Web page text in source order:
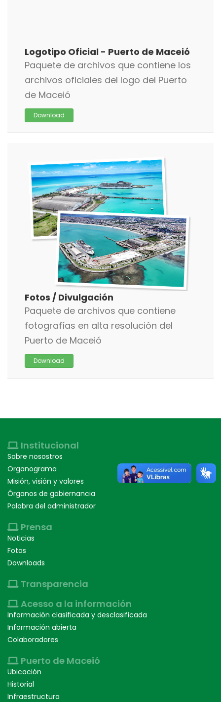
Logotipo Oficial - Puerto de Maceió
Paquete de archivos que contiene los
archivos oficiales del logo del Puerto
de Maceió
Download
Fotos / Divulgación
Paquete de archivos que contiene
fotografías en alta resolución del
Puerto de Maceió
Download
Institucional
Sobre nosostros
Organograma
Misión, visión y valores
Órganos de gobiernancia
Palabra del administrador
Prensa
Noticias
Fotos
Downloads
Transparencia
Acesso a la información
Información clasificada y desclasificada
Información abierta
Colaboradores
Puerto de Maceió
Ubicación
Historial
Infraestructura